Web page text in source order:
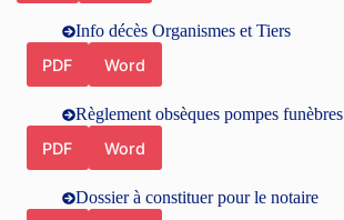
Info décès Organismes et Tiers
PDF
Word
Règlement obsèques pompes funèbres
PDF
Word
Dossier à constituer pour le notaire